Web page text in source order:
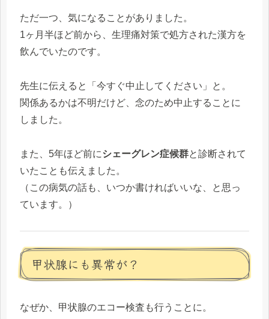
ただ一つ、気になることがありました。
1ヶ月半ほど前から、生理痛対策で処方された漢方を
飲んでいたのです。
先生に伝えると「今すぐ中止してください」と。
関係あるかは不明だけど、念のため中止することに
しました。
また、5年ほど前にシェーグレン症候群と診断されて
いたことも伝えました。
（この病気の話も、いつか書ければいいな、と思っ
ています。）
甲状腺にも異常が？
なぜか、甲状腺のエコー検査も行うことに。